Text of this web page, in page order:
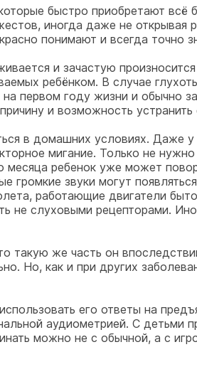
быстро приобретают
иногда даже не открывая
понимают и всегда точно
и зачастую
ребёнком. В случае
первом году жизни и обычно
и возможность устранить
в домашних условиях. Даже
мигание. Только не
ребенок уже может
громкие звуки могут
работающие двигатели
слуховыми рецепторами.
такую же часть он
Но, как и при других
его ответы на
аудиометрией. С детьми
можно не с обычной, а с